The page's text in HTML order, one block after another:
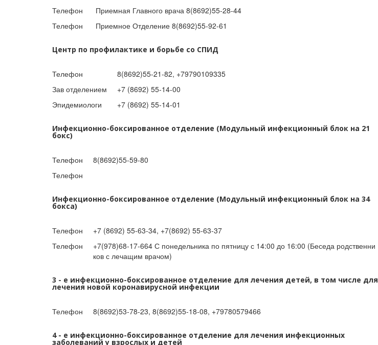
Телефон
Приемная Главного врача 8(8692)55-28-44
Телефон
Приемное Отделение 8(8692)55-92-61
Центр по профилактике и борьбе со СПИД
Телефон
8(8692)55-21-82, +79790109335
Зав отделением
+7 (8692) 55-14-00
Эпидемиологи
+7 (8692) 55-14-01
Инфекционно-боксированное отделение (Модульный инфекционный блок на 21
бокс)
Телефон
8(8692)55-59-80
Телефон
Инфекционно-боксированное отделение (Модульный инфекционный блок на 34
бокса)
Телефон
+7 (8692) 55-63-34, +7(8692) 55-63-37
Телефон
+7(978)68-17-664 С понедельника по пятницу с 14:00 до 16:00 (Беседа родственни
ков с лечащим врачом)
3 - е инфекционно-боксированное отделение для лечения детей, в том числе для
лечения новой коронавирусной инфекции
Телефон 8(8692)53-78-23, 8(8692)55-18-08, +79780579466
4 - е инфекционно-боксированное отделение для лечения инфекционных
заболеваний у взрослых и детей